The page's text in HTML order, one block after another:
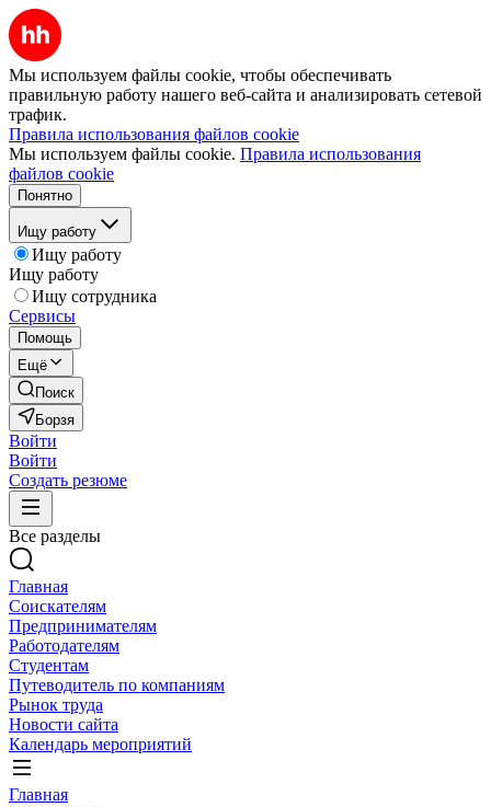
Мы используем файлы cookie, чтобы обеспечивать
правильную работу нашего веб-сайта и анализировать сетевой
трафик.
Правила использования файлов cookie
Мы используем файлы cookie. Правила использования
файлов cookie
Понятно
Ищу работу
Ищу работу
Ищу работу
Ищу сотрудника
Сервисы
Помощь
Ещё
Поиск
Борзя
Войти
Войти
Создать резюме
Все разделы
Главная
Соискателям
Предпринимателям
Работодателям
Студентам
Путеводитель по компаниям
Рынок труда
Новости сайта
Календарь мероприятий
Главная